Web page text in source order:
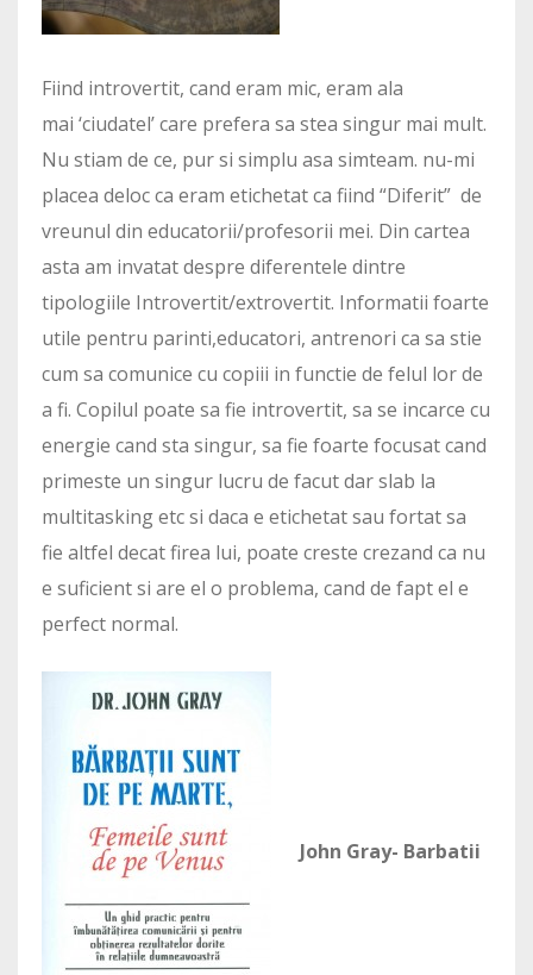
Fiind introvertit, cand eram mic, eram ala
mai ‘ciudatel’ care prefera sa stea singur mai mult.
Nu stiam de ce, pur si simplu asa simteam. nu-mi
placea deloc ca eram etichetat ca fiind “Diferit” de
vreunul din educatorii/profesorii mei. Din cartea
asta am invatat despre diferentele dintre
tipologiile Introvertit/extrovertit. Informatii foarte
utile pentru parinti,educatori, antrenori ca sa stie
cum sa comunice cu copiii in functie de felul lor de
a fi. Copilul poate sa fie introvertit, sa se incarce cu
energie cand sta singur, sa fie foarte focusat cand
primeste un singur lucru de facut dar slab la
multitasking etc si daca e etichetat sau fortat sa
fie altfel decat firea lui, poate creste crezand ca nu
e suficient si are el o problema, cand de fapt el e
perfect normal.
John Gray- Barbatii